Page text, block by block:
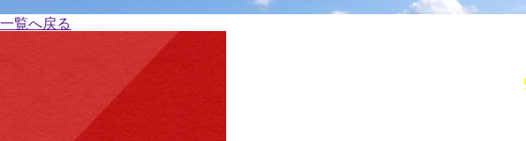
一覧へ戻る